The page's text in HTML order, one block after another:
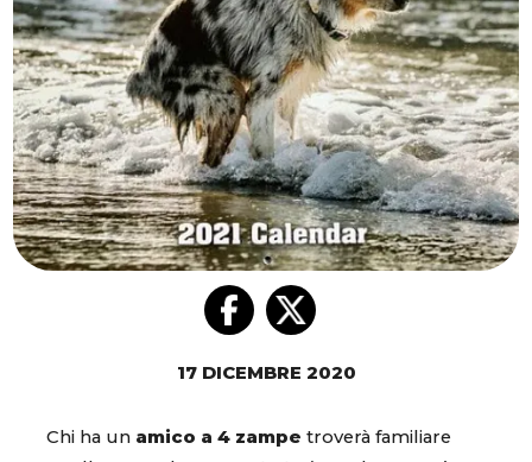
17 DICEMBRE 2020
Chi ha un amico a 4 zampe troverà familiare